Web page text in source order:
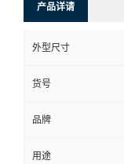
产品详请
外型尺寸
货号
品牌
用途